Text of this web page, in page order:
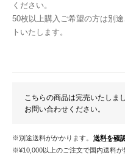
ください。
50枚以上購入ご希望の方は別
トいたします。
こちらの商品は完売いたしま
お問い合わせください。
※別途送料がかかります。 送料を確
※¥10,000以上のご注文で国内送料